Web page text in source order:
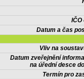
IČO
Datum a čas
Vliv na
Datum zveřejnění
na úřední desce
Termín pro